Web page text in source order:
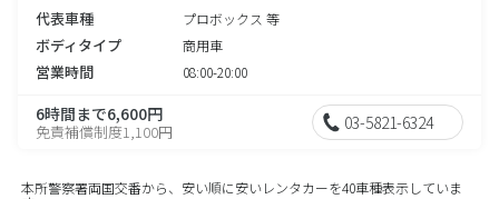
代表車種 プロボックス 等
ボディタイプ 商用車
営業時間 08:00-20:00
6時間まで6,600円
免責補償制度1,100円 03-5821-6324
本所警察署両国交番から、安い順に安いレンタカーを40車種表示していま